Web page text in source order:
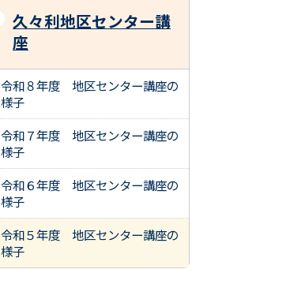
久々利地区センター講
座
令和８年度 地区センター講座の
様子
令和７年度 地区センター講座の
様子
令和６年度 地区センター講座の
様子
令和５年度 地区センター講座の
様子